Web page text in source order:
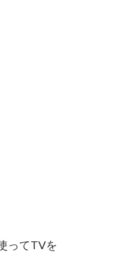
ってTVを